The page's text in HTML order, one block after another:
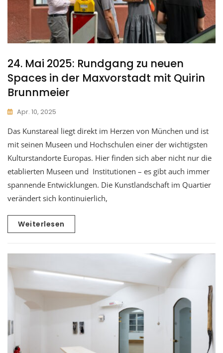
24. Mai 2025: Rundgang zu neuen
Spaces in der Maxvorstadt mit Quirin
Brunnmeier
Apr. 10, 2025
Das Kunstareal liegt direkt im Herzen von München und ist
mit seinen Museen und Hochschulen einer der wichtigsten
Kulturstandorte Europas. Hier finden sich aber nicht nur die
etablierten Museen und Institutionen – es gibt auch immer
spannende Entwicklungen. Die Kunstlandschaft im Quartier
verändert sich kontinuierlich,
Weiterlesen